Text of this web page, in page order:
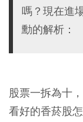
嗎？現在進
勳的解析：
股票一拆為十
看好的香菸股